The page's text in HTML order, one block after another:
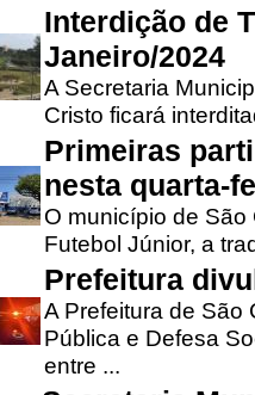
Interdição de
Janeiro/2024
A Secretaria
Cristo ficará
Primeiras
nesta quarta-
O município de
Futebol Júnior, a
Prefeitura
A Prefeitura de São
Pública e Defesa
entre ...